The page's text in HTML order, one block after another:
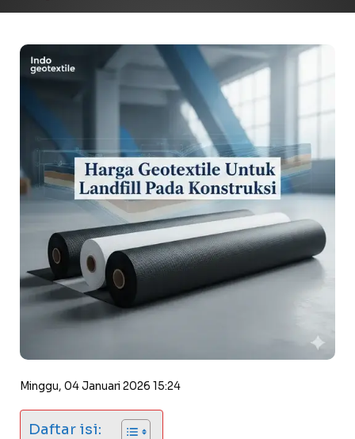
Minggu, 04 Januari 2026 15:24
Daftar isi: